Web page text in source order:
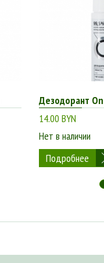
Дезодорант
14.00 BYN
Нет в наличии
Подробнее